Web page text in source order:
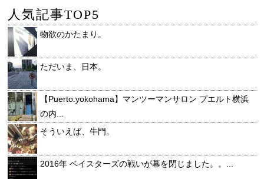
人気記事TOP5
物欲のかたまり。
ただいま、日本。
【Puerto.yokohama】マンツーマンサロン プエルト横浜
の内...
そういえば、牛門。
2016年 ベイスターズの戦いが幕を閉じました。。...